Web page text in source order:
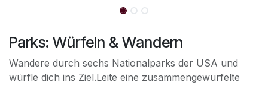
Parks: Würfeln & Wandern
Wandere durch sechs Nationalparks der USA und
würfle dich ins Ziel.Leite eine zusammengewürfelte